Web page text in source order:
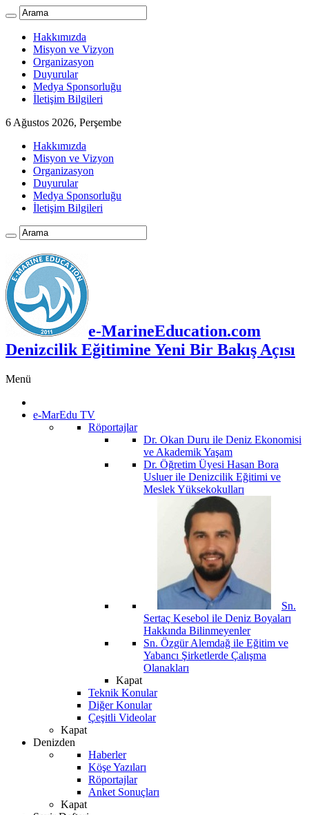
Hakkımızda
Misyon ve Vizyon
Organizasyon
Duyurular
Medya Sponsorluğu
İletişim Bilgileri
6 Ağustos 2026, Perşembe
Hakkımızda
Misyon ve Vizyon
Organizasyon
Duyurular
Medya Sponsorluğu
İletişim Bilgileri
e-MarineEducation.com
Denizcilik Eğitimine Yeni Bir Bakış Açısı
Menü
e-MarEdu TV
Röportajlar
Dr. Okan Duru ile Deniz Ekonomisi
ve Akademik Yaşam
Dr. Öğretim Üyesi Hasan Bora
Usluer ile Denizcilik Eğitimi ve
Meslek Yüksekokulları
Sn.
Sertaç Kesebol ile Deniz Boyaları
Hakkında Bilinmeyenler
Sn. Özgür Alemdağ ile Eğitim ve
Yabancı Şirketlerde Çalışma
Olanakları
Kapat
Teknik Konular
Diğer Konular
Çeşitli Videolar
Kapat
Denizden
Haberler
Köşe Yazıları
Röportajlar
Anket Sonuçları
Kapat